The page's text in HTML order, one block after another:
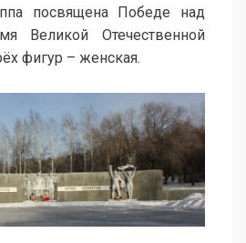
посвящена Победе над
Великой Отечественной
фигур – женская.